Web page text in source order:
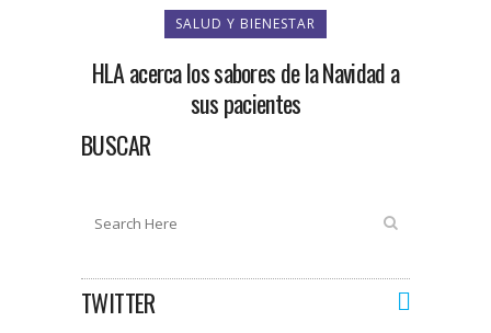
SALUD Y BIENESTAR
HLA acerca los sabores de la Navidad a
sus pacientes
BUSCAR
TWITTER